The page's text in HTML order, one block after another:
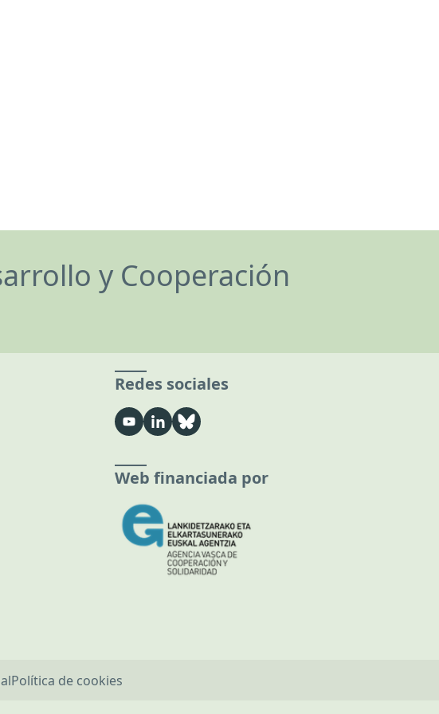
y Cooperación
Redes sociales
Web financiada por
Política de cookies